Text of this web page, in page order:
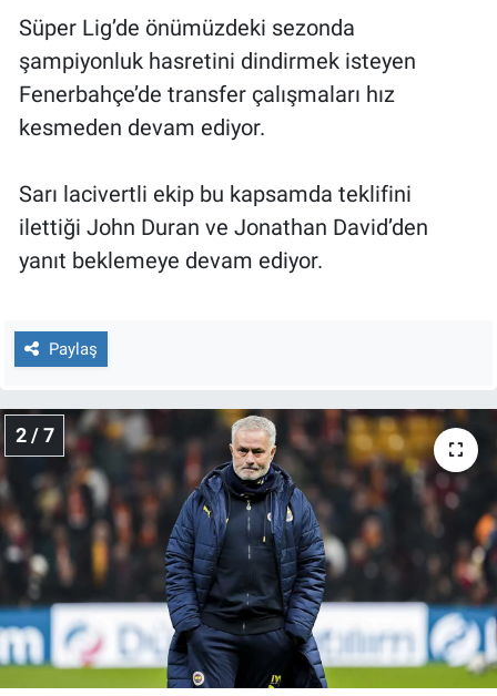
Süper Lig’de önümüzdeki sezonda
şampiyonluk hasretini dindirmek isteyen
Fenerbahçe’de transfer çalışmaları hız
kesmeden devam ediyor.
Sarı lacivertli ekip bu kapsamda teklifini
ilettiği John Duran ve Jonathan David’den
yanıt beklemeye devam ediyor.
Paylaş
2 / 7
Ne demişti
Nedir
Programlar
Spor
Türkiye'nin Geleceği
Türkiye'nin Gündemi
Yerel Gündem
Yerel Yaşam
Canlı Yayın